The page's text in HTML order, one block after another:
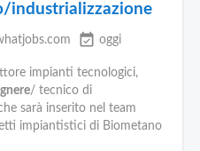
industrializzazione
event_available oggi
impianti tecnologici,
/ tecnico di
sarà inserito nel team
impiantistici di Biometano